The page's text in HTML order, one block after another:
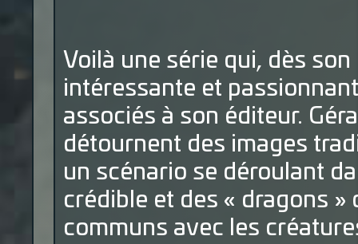
Voilà une série qui, dès
intéressante et
associés à son éditeur.
détournent des images
un scénario se déroulant
crédible et des « dragons
communs avec les